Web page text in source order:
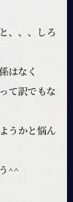
、、、しろ
はなく
て訳でもな
うかと悩ん
^^